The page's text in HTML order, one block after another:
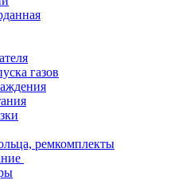
газов
ремкомплекты